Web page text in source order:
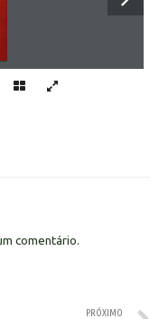
comentário.
PRÓXIMO